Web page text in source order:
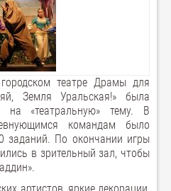
театре Драмы для
Земля Уральская!» была
на «театральную» тему. В
командам было
заданий. По окончании игры
в зрительный зал, чтобы